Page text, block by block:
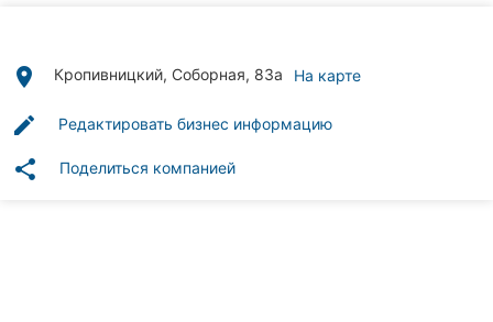
рубрики
place Кропивницкий, Соборная, 83а На карте
edit Редактировать бизнес информацию
share Поделиться компанией